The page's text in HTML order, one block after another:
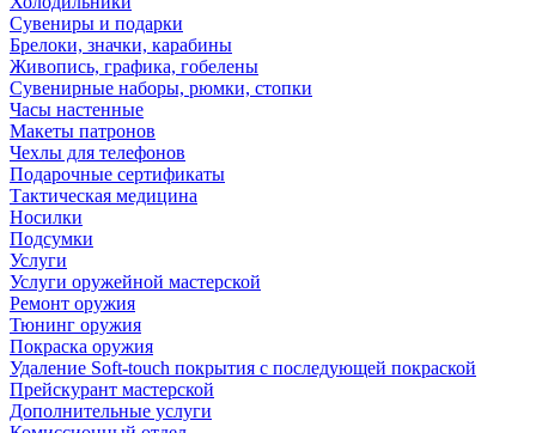
Сувениры и подарки
Брелоки, значки, карабины
Живопись, графика, гобелены
Сувенирные наборы, рюмки, стопки
Часы настенные
Макеты патронов
Чехлы для телефонов
Подарочные сертификаты
Тактическая медицина
Носилки
Подсумки
Услуги
Услуги оружейной мастерской
Ремонт оружия
Тюнинг оружия
Покраска оружия
Удаление Soft-touch покрытия с последующей покраской
Прейскурант мастерской
Дополнительные услуги